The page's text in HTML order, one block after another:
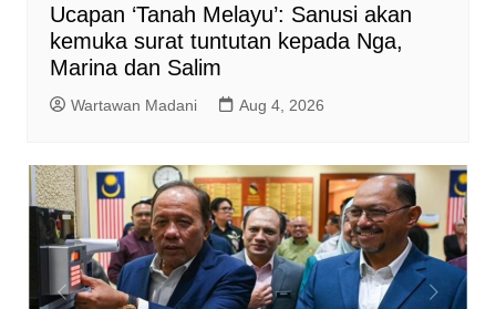
Ucapan ‘Tanah Melayu’: Sanusi akan
kemuka surat tuntutan kepada Nga,
Marina dan Salim
Wartawan Madani Aug 4, 2026